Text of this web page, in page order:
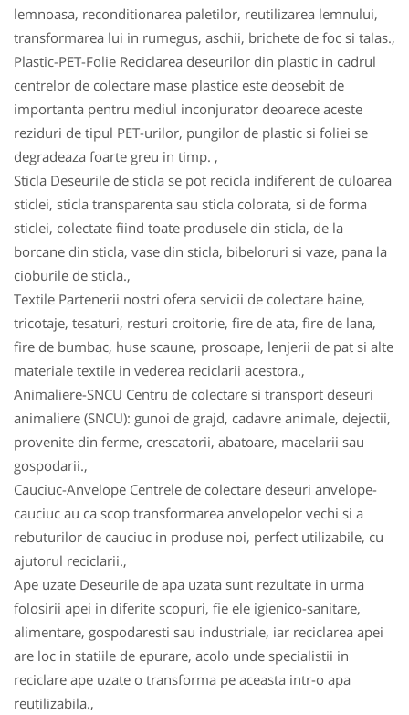
lemnoasa, reconditionarea paletilor, reutilizarea lemnului,
transformarea lui in rumegus, aschii, brichete de foc si talas.,
Plastic-PET-Folie Reciclarea deseurilor din plastic in cadrul
centrelor de colectare mase plastice este deosebit de
importanta pentru mediul inconjurator deoarece aceste
reziduri de tipul PET-urilor, pungilor de plastic si foliei se
degradeaza foarte greu in timp. ,
Sticla Deseurile de sticla se pot recicla indiferent de culoarea
sticlei, sticla transparenta sau sticla colorata, si de forma
sticlei, colectate fiind toate produsele din sticla, de la
borcane din sticla, vase din sticla, bibeloruri si vaze, pana la
cioburile de sticla.,
Textile Partenerii nostri ofera servicii de colectare haine,
tricotaje, tesaturi, resturi croitorie, fire de ata, fire de lana,
fire de bumbac, huse scaune, prosoape, lenjerii de pat si alte
materiale textile in vederea reciclarii acestora.,
Animaliere-SNCU Centru de colectare si transport deseuri
animaliere (SNCU): gunoi de grajd, cadavre animale, dejectii,
provenite din ferme, crescatorii, abatoare, macelarii sau
gospodarii.,
Cauciuc-Anvelope Centrele de colectare deseuri anvelope-
cauciuc au ca scop transformarea anvelopelor vechi si a
rebuturilor de cauciuc in produse noi, perfect utilizabile, cu
ajutorul reciclarii.,
Ape uzate Deseurile de apa uzata sunt rezultate in urma
folosirii apei in diferite scopuri, fie ele igienico-sanitare,
alimentare, gospodaresti sau industriale, iar reciclarea apei
are loc in statiile de epurare, acolo unde specialistii in
reciclare ape uzate o transforma pe aceasta intr-o apa
reutilizabila.,